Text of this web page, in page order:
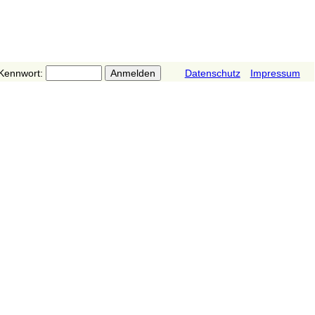
Datenschutz Impressum